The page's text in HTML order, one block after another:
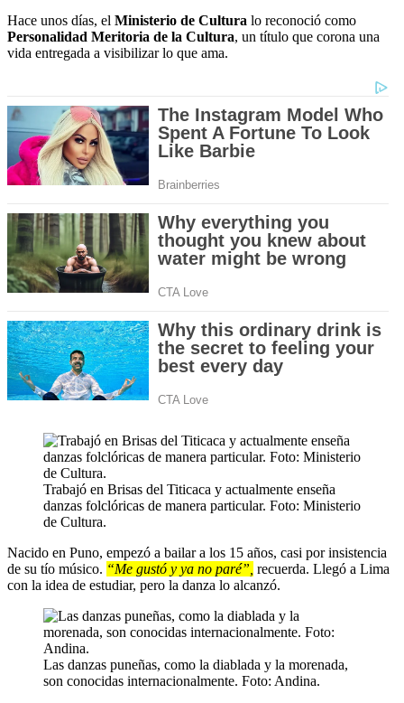
Hace unos días, el Ministerio de Cultura lo reconoció como
Personalidad Meritoria de la Cultura, un título que corona una
vida entregada a visibilizar lo que ama.
Trabajó en Brisas del Titicaca y actualmente enseña
danzas folclóricas de manera particular. Foto: Ministerio
de Cultura.
Nacido en Puno, empezó a bailar a los 15 años, casi por insistencia
de su tío músico. “Me gustó y ya no paré”, recuerda. Llegó a Lima
con la idea de estudiar, pero la danza lo alcanzó.
Las danzas puneñas, como la diablada y la morenada,
son conocidas internacionalmente. Foto: Andina.